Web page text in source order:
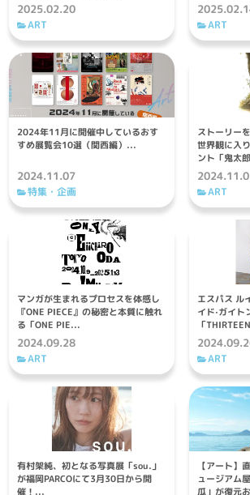
2025.02.20
ART ART
2024年11月に開催中しているおす
すめ展覧会10選（関西編）...
2024.11.07
特集・企画
ストーリー
世界観に入
ント「鬼太
ART
マンガが⽣まれるプロセスを体感し
『ONE PIECE』の秘密と本質に触れ
る「ONE PIE...
2024.09.28
ART
エスパス ル
イド·ガイト
「
ART
有村架純、初となる写真展「sou.」
が福岡PARCOにて3月30日から開
催！...
【アート】
ュージアム
瓜」が復元